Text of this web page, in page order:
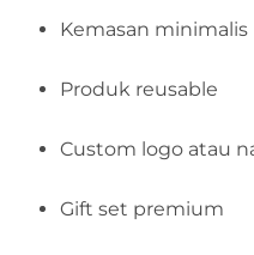
Kemasan minimalis
Produk reusable
Custom logo atau
Gift set premium